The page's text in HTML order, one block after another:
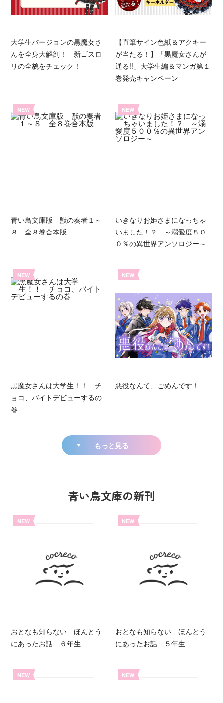
大学生バージョンの黒魔女さ
んを全身大解剖！ 新ゴスロ
リの全貌をチェック！
【直筆サイン色紙＆アクキー
が当たる！】「黒魔女さんが
通る!!」大学生編＆マンガ第１
巻発売キャンペーン
NEW
青い鳥文庫版 獣の奏者１～
８ 全８巻合本版
NEW
いきなりお姫さまになっちゃ
いました！？ ～溺愛度５０
０％の異世界アンソロジー～
NEW
黒魔女さんは大学生！！ チ
ョコ、バイトデビューするの
巻
NEW
悪役なんて、ごめんです！
もっと見る
青い鳥文庫の新刊
NEW
おとなも知らない ほんとう
にあったお話 ６年生
NEW
おとなも知らない ほんとう
にあったお話 ５年生
NEW NEW